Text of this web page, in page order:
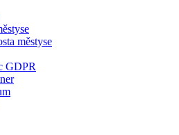
městyse
GDPR